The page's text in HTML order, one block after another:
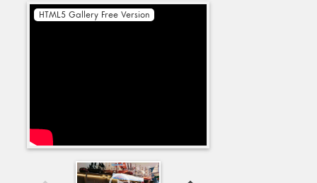
HTML5 Gallery Free Version